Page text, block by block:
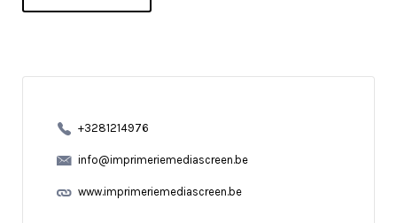
+3281214976
info@imprimeriemediascreen.be
www.imprimeriemediascreen.be